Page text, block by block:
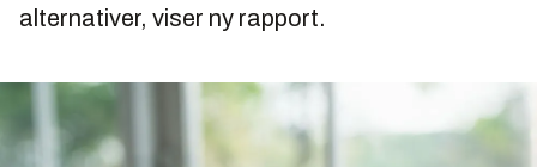
alternativer, viser ny rapport.